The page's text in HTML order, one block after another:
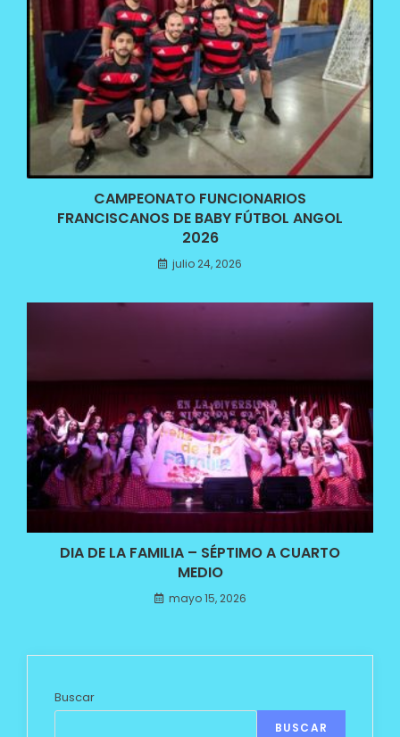
CAMPEONATO FUNCIONARIOS
FRANCISCANOS DE BABY FÚTBOL ANGOL
2026
julio 24, 2026
DIA DE LA FAMILIA – SÉPTIMO A CUARTO
MEDIO
mayo 15, 2026
Buscar
BUSCAR